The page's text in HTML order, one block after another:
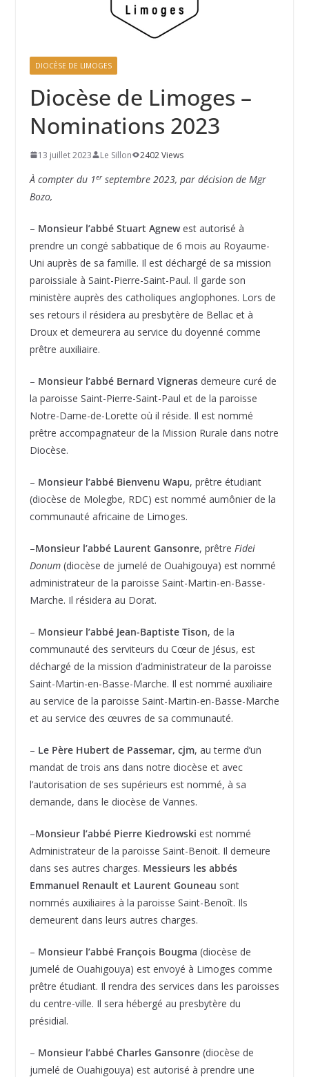
DIOCÈSE DE LIMOGES
Diocèse de Limoges –
Nominations 2023
13 juillet 2023 Le Sillon 2402 Views
À compter du 1erseptembre 2023, par décision de Mgr
Bozo,
– Monsieur l’abbé Stuart Agnewest autorisé à
prendre un congé sabbatique de 6 mois au Royaume-
Uni auprès de sa famille. Il est déchargé de sa mission
paroissiale à Saint-Pierre-Saint-Paul. Il garde son
ministère auprès des catholiques anglophones. Lors de
ses retours il résidera au presbytère de Bellac et à
Droux et demeurera au service du doyenné comme
prêtre auxiliaire.
– Monsieur l’abbé Bernard Vignerasdemeure curé de
la paroisse Saint-Pierre-Saint-Paul et de la paroisse
Notre-Dame-de-Lorette où il réside. Il est nommé
prêtre accompagnateur de la Mission Rurale dans notre
Diocèse.
– Monsieur l’abbé Bienvenu Wapu, prêtre étudiant
(diocèse de Molegbe, RDC) est nommé aumônier de la
communauté africaine de Limoges.
–Monsieur l’abbé Laurent Gansonre, prêtre Fidei
Donum(diocèse de jumelé de Ouahigouya) est nommé
administrateur de la paroisse Saint-Martin-en-Basse-
Marche. Il résidera au Dorat.
– Monsieur l’abbé Jean-Baptiste Tison, de la
communauté des serviteurs du Cœur de Jésus, est
déchargé de la mission d’administrateur de la paroisse
Saint-Martin-en-Basse-Marche. Il est nommé auxiliaire
au service de la paroisse Saint-Martin-en-Basse-Marche
et au service des œuvres de sa communauté.
– Le Père Hubert de Passemar, cjm, au terme d’un
mandat de trois ans dans notre diocèse et avec
l’autorisation de ses supérieurs est nommé, à sa
demande, dans le diocèse de Vannes.
–Monsieur l’abbé Pierre Kiedrowski est nommé
Administrateur de la paroisse Saint-Benoit. Il demeure
dans ses autres charges. Messieurs les abbés
Emmanuel Renault et Laurent Gouneau sont
nommés auxiliaires à la paroisse Saint-Benoît. Ils
demeurent dans leurs autres charges.
– Monsieur l’abbé François Bougma (diocèse de
jumelé de Ouahigouya) est envoyé à Limoges comme
prêtre étudiant. Il rendra des services dans les paroisses
du centre-ville. Il sera hébergé au presbytère du
présidial.
– Monsieur l’abbé Charles Gansonre(diocèse de
jumelé de Ouahigouya) est autorisé à prendre une